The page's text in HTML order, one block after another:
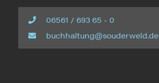
06561 / 693 65 - 0
buchhaltung@souderweld.de